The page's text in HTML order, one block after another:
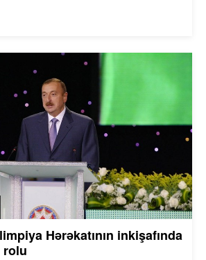
Hərəkatının inkişafında
rolu